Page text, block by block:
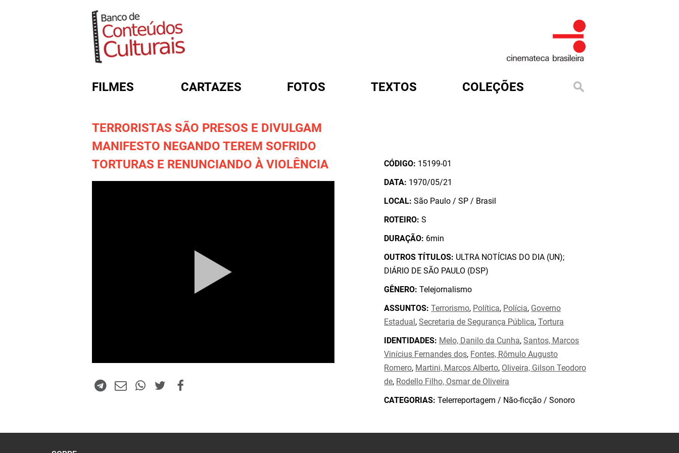
FILMES CARTAZES FOTOS TEXTOS COLEÇÕES
TERRORISTAS SÃO PRESOS E DIVULGAM
MANIFESTO NEGANDO TEREM SOFRIDO
TORTURAS E RENUNCIANDO À VIOLÊNCIA
CÓDIGO: 15199-01
DATA: 1970/05/21
LOCAL: São Paulo / SP / Brasil
ROTEIRO: S
DURAÇÃO: 6min
OUTROS TÍTULOS: ULTRA NOTÍCIAS DO DIA (UN);
DIÁRIO DE SÃO PAULO (DSP)
GÊNERO: Telejornalismo
ASSUNTOS: Terrorismo, Política, Polícia, Governo
Estadual,Secretaria de Segurança Pública,Tortura
IDENTIDADES: Melo, Danilo da Cunha,Santos, Marcos
Vinícius Fernandes dos, Fontes, Rômulo Augusto
Romero, Martini, Marcos Alberto, Oliveira, Gilson Teodoro
de, Rodello Filho, Osmar de Oliveira
CATEGORIAS: Telerreportagem / Não-ficção / Sonoro